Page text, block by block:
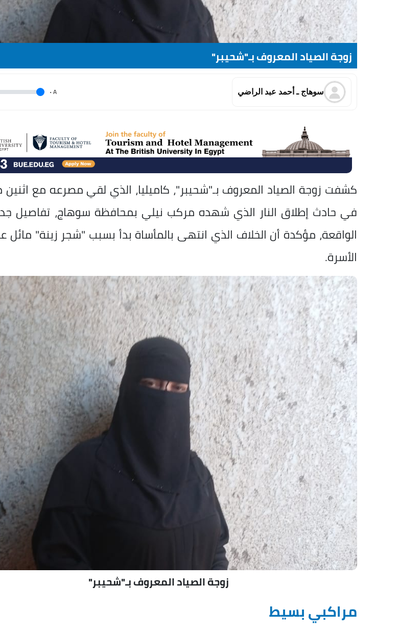
زوجة الصياد المعروف بـ"شحيبر"
سوهاج ـ أحمد عبد الراضي A
.
كشفت زوجة الصياد المعروف بـ"شحيبر"، كاميليا، الذي لقي مصرعه مع اثنين
في حادث إطلاق النار الذي شهده مركب نيلي بمحافظة سوهاج، تفاصيل
الواقعة، مؤكدة أن الخلاف الذي انتهى بالمأساة بدأ بسبب "شجر زينة" مائل
الأسرة.
زوجة الصياد المعروف بـ"شحيبر"
مراكبي بسيط